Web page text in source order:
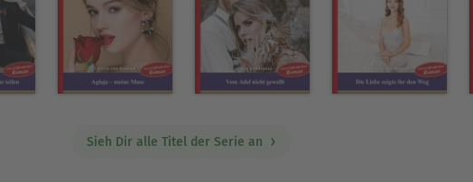
»du schaust so drein, als wolltest mir ganz unbedingt
antwortete Anette. »Und …?«, wollte ihr Vater
Sieh Dir alle Titel der Serie an